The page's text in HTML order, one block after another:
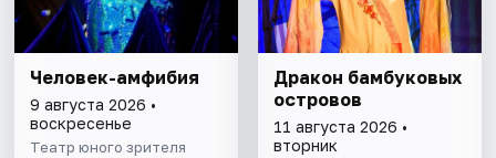
Человек-амфибия
9 августа 2026 •
воскресенье
Театр юного зрителя
Дракон бамбуковых
островов
11 августа 2026 •
вторник